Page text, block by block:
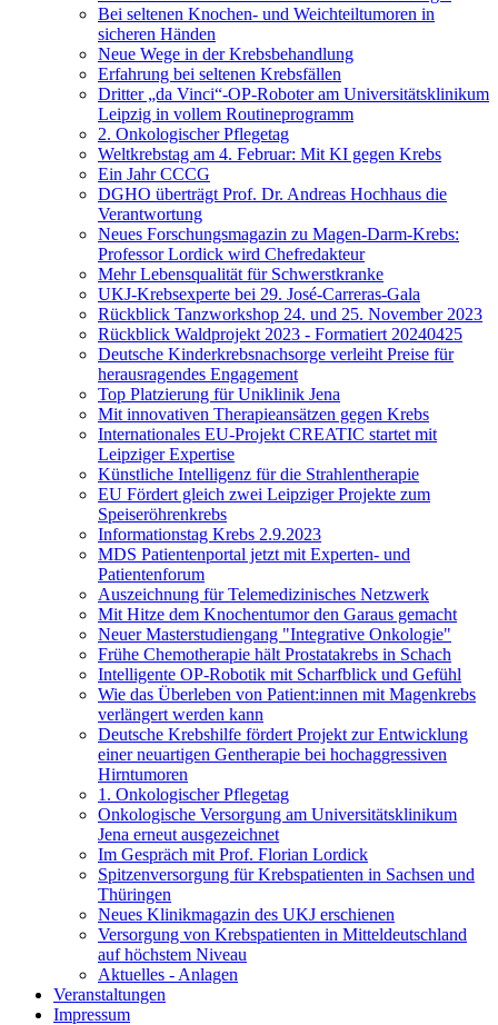
Bei seltenen Knochen- und Weichteiltumoren in
sicheren Händen
Neue Wege in der Krebsbehandlung
Erfahrung bei seltenen Krebsfällen
Dritter „da Vinci“-OP-Roboter am Universitätsklinikum
Leipzig in vollem Routineprogramm
2. Onkologischer Pflegetag
Weltkrebstag am 4. Februar: Mit KI gegen Krebs
Ein Jahr CCCG
DGHO überträgt Prof. Dr. Andreas Hochhaus die
Verantwortung
Neues Forschungsmagazin zu Magen-Darm-Krebs:
Professor Lordick wird Chefredakteur
Mehr Lebensqualität für Schwerstkranke
UKJ-Krebsexperte bei 29. José-Carreras-Gala
Rückblick Tanzworkshop 24. und 25. November 2023
Rückblick Waldprojekt 2023 - Formatiert 20240425
Deutsche Kinderkrebsnachsorge verleiht Preise für
herausragendes Engagement
Top Platzierung für Uniklinik Jena
Mit innovativen Therapieansätzen gegen Krebs
Internationales EU-Projekt CREATIC startet mit
Leipziger Expertise
Künstliche Intelligenz für die Strahlentherapie
EU Fördert gleich zwei Leipziger Projekte zum
Speiseröhrenkrebs
Informationstag Krebs 2.9.2023
MDS Patientenportal jetzt mit Experten- und
Patientenforum
Auszeichnung für Telemedizinisches Netzwerk
Mit Hitze dem Knochentumor den Garaus gemacht
Neuer Masterstudiengang "Integrative Onkologie"
Frühe Chemotherapie hält Prostatakrebs in Schach
Intelligente OP-Robotik mit Scharfblick und Gefühl
Wie das Überleben von Patient:innen mit Magenkrebs
verlängert werden kann
Deutsche Krebshilfe fördert Projekt zur Entwicklung
einer neuartigen Gentherapie bei hochaggressiven
Hirntumoren
1. Onkologischer Pflegetag
Onkologische Versorgung am Universitätsklinikum
Jena erneut ausgezeichnet
Im Gespräch mit Prof. Florian Lordick
Spitzenversorgung für Krebspatienten in Sachsen und
Thüringen
Neues Klinikmagazin des UKJ erschienen
Versorgung von Krebspatienten in Mitteldeutschland
auf höchstem Niveau
Aktuelles - Anlagen
Veranstaltungen
Impressum